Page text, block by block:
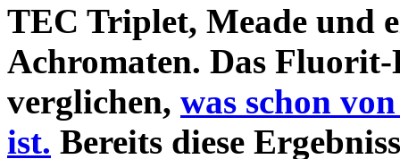
TEC Triplet, Meade und
Achromaten. Das
verglichen, was schon
ist. Bereits diese